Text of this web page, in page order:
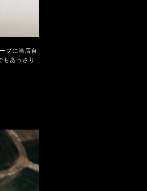
プに当店自
あっさり